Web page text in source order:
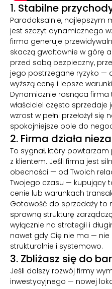
1. Stabilne
Paradoksalnie, najlepszym
jest szczyt dynamicznego
firma generuje
skaczą gwałtownie w górę
przed sobą bezpieczny,
jego postrzegane ryzyko —
wyższą cenę i lepsze
Dynamicznie rosnąca firma
właściciel często sprzedaje
wzrost w pełni przełożył
spokojniejsze pole do
2. Firma działa
To sygnał, który
z klientem. Jeśli firma jest
obecności — od Twoich
Twojego czasu — kupujący
cenie lub warunkach
Gotowość do sprzedaży to
sprawną strukturę
wyłącznie na strategii i
nawet gdy Cię nie ma — nie
strukturalnie i systemowo.
3. Zbliżasz się do
Jeśli dalszy rozwój firmy
inwestycyjnego — nowej